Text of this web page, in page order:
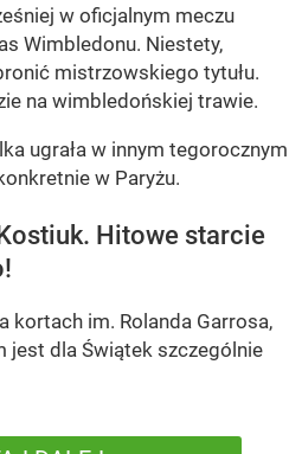
w oficjalnym meczu
Wimbledonu. Niestety,
mistrzowskiego tytułu.
na wimbledońskiej trawie.
ugrała w innym tegorocznym
w Paryżu.
Hitowe starcie
kortach im. Rolanda Garrosa,
jest dla Świątek szczególnie